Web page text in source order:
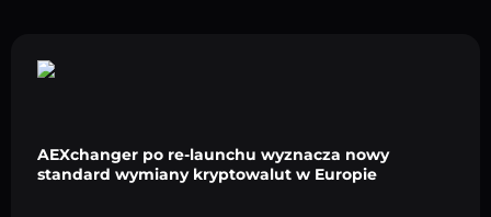
AEXchanger po re-launchu wyznacza nowy
standard wymiany kryptowalut w Europie